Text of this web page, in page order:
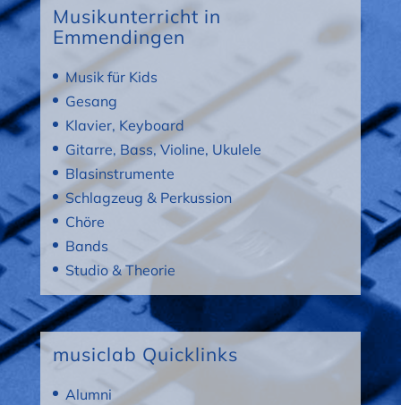
Musikunterricht in
Emmendingen
Musik für Kids
Gesang
Klavier, Keyboard
Gitarre, Bass, Violine, Ukulele
Blasinstrumente
Schlagzeug & Perkussion
Chöre
Bands
Studio & Theorie
musiclab Quicklinks
Alumni